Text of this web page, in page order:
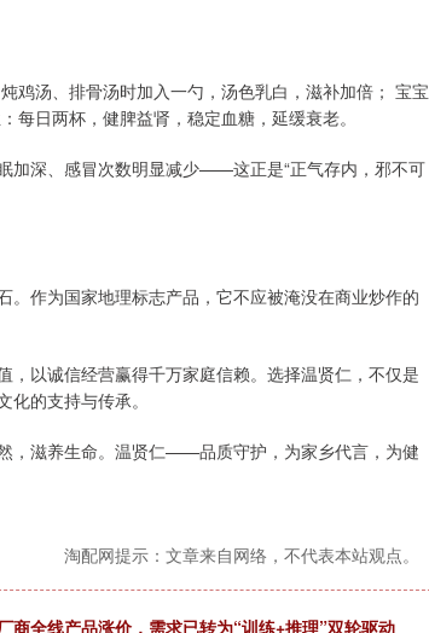
鸡汤、排骨汤时加入一勺，汤色乳白，滋补加倍； 宝宝
日两杯，健脾益肾，稳定血糖，延缓衰老。
加深、感冒次数明显减少——这正是“正气存内，邪不可
作为国家地理标志产品，它不应被淹没在商业炒作的
以诚信经营赢得千万家庭信赖。选择温贤仁，不仅是
的支持与传承。
，滋养生命。温贤仁——品质守护，为家乡代言，为健
淘配网提示：文章来自网络，不代表本站观点。
全线产品涨价，需求已转为“训练+推理”双轮驱动